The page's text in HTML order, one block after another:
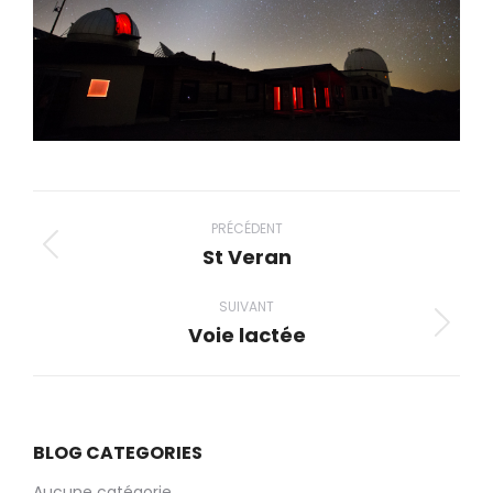
album
PRÉCÉDENT
Album
:
St Veran
SUIVANT
Album
Voie lactée
BLOG CATEGORIES